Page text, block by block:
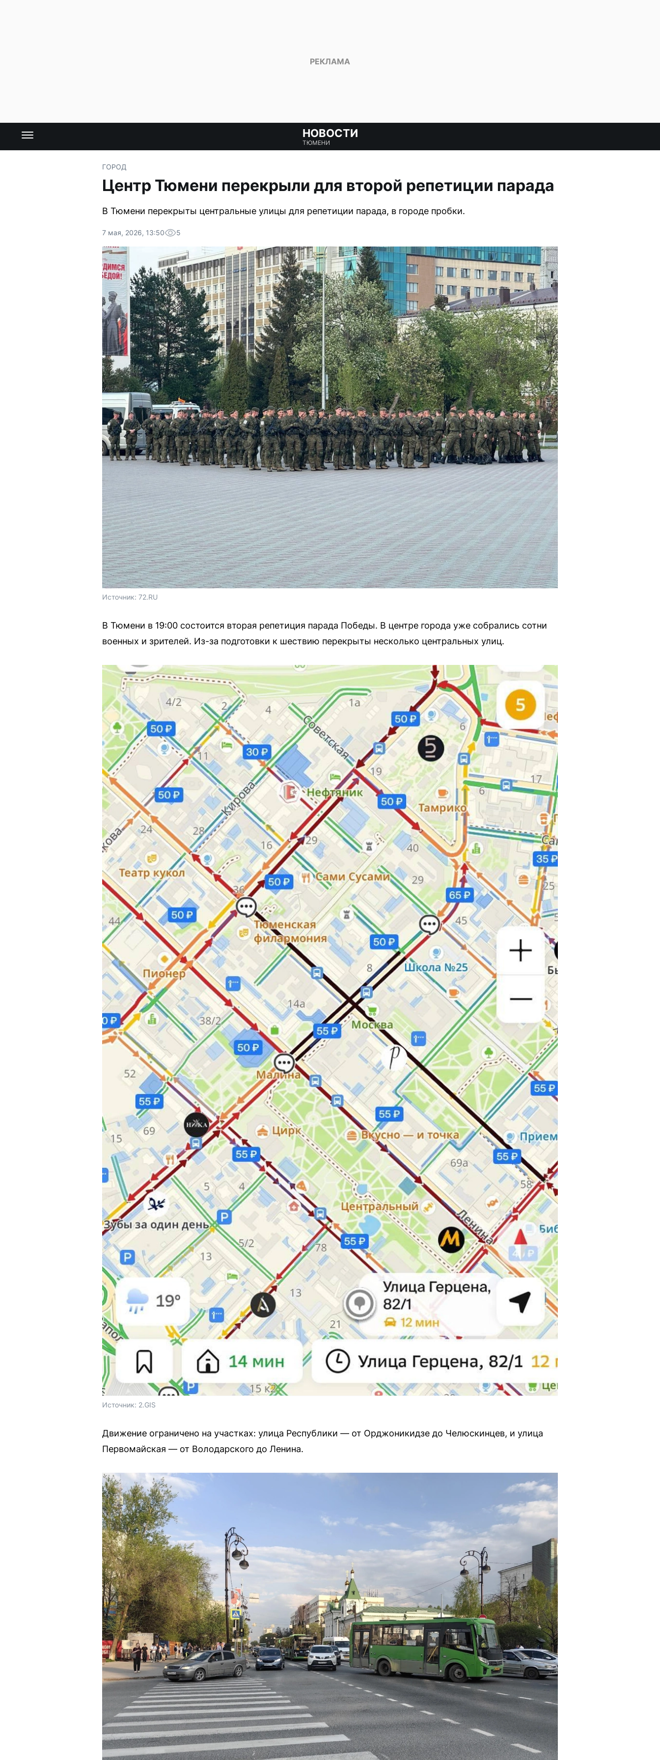
НОВОСТИ
ТЮМЕНИ
ГОРОД
Центр Тюмени перекрыли для второй репетиции парада
В Тюмени перекрыты центральные улицы для репетиции парада, в городе пробки.
7 мая, 2026, 13:50 5
Источник: 72.RU
В Тюмени в 19:00 состоится вторая репетиция парада Победы. В центре города уже собрались сотни
военных и зрителей. Из-за подготовки к шествию перекрыты несколько центральных улиц.
Источник: 2.GIS
Движение ограничено на участках: улица Республики — от Орджоникидзе до Челюскинцев, и улица
Первомайская — от Володарского до Ленина.